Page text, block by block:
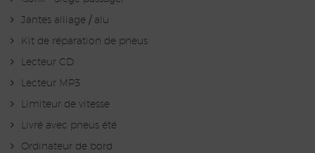
Jantes alliage / alu
Kit de réparation de pneus
Lecteur CD
Lecteur MP3
Limiteur de vitesse
Livré avec pneus été
Ordinateur de bord